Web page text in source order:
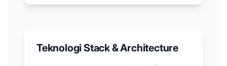
Teknologi Stack & Architecture